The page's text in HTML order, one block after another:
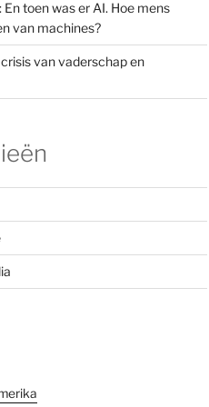
toen was er AI. Hoe mens
van machines?
crisis van vaderschap en